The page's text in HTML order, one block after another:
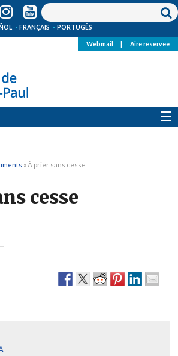
FRANÇAIS PORTUGÊS
Webmail Aire reservee
» À prier sans cesse
cesse